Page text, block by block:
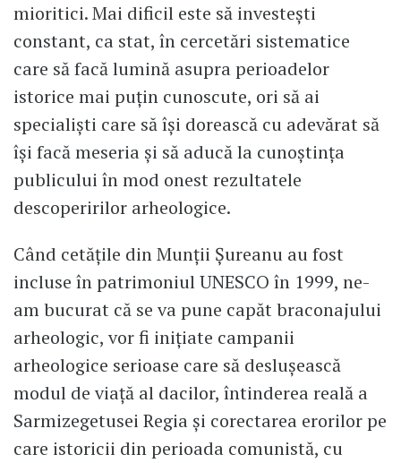
mioritici. Mai dificil este să investeşti
constant, ca stat, în cercetări sistematice
care să facă lumină asupra perioadelor
istorice mai puţin cunoscute, ori să ai
specialişti care să îşi dorească cu adevărat să
îşi facă meseria şi să aducă la cunoştinţa
publicului în mod onest rezultatele
descoperirilor arheologice.
Când cetăţile din Munţii Şureanu au fost
incluse în patrimoniul UNESCO în 1999, ne-
am bucurat că se va pune capăt braconajului
arheologic, vor fi iniţiate campanii
arheologice serioase care să desluşească
modul de viaţă al dacilor, întinderea reală a
Sarmizegetusei Regia şi corectarea erorilor pe
care istoricii din perioada comunistă, cu